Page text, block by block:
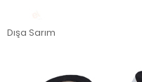
Dışa Sarım